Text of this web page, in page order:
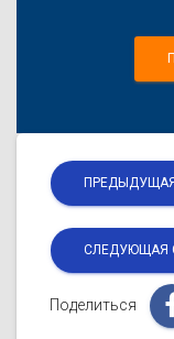
СЛЕДУЮЩАЯ
Поделиться